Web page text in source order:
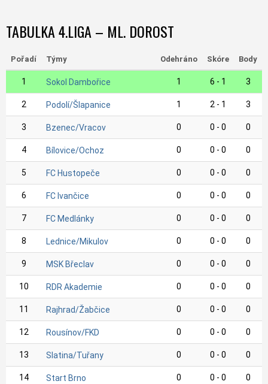
TABULKA 4.LIGA – ML. DOROST
Pořadí Týmy Odehráno Skóre Body
1 Sokol Dambořice 1 6 - 1 3
2 Podolí/Šlapanice 1 2 - 1 3
3 Bzenec/Vracov 0 0 - 0 0
4 Bílovice/Ochoz 0 0 - 0 0
5 FC Hustopeče 0 0 - 0 0
6 FC Ivančice 0 0 - 0 0
7 FC Medlánky 0 0 - 0 0
8 Lednice/Mikulov 0 0 - 0 0
9 MSK Břeclav 0 0 - 0 0
10 RDR Akademie 0 0 - 0 0
11 Rajhrad/Žabčice 0 0 - 0 0
12 Rousínov/FKD 0 0 - 0 0
13 Slatina/Tuřany 0 0 - 0 0
14 Start Brno 0 0 - 0 0